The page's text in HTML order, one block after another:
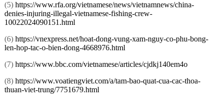
(5) https://www.rfa.org/vietnamese/news/vietnamnews/china-
denies-injuring-illegal-vietnamese-fishing-crew-
10022024090151.html
(6) https://vnexpress.net/hoat-dong-vung-xam-nguy-co-phu-bong-
len-hop-tac-o-bien-dong-4668976.html
(7) https://www.bbc.com/vietnamese/articles/cjdkj140em4o
(8) https://www.voatiengviet.com/a/tam-bao-quat-cua-cac-thoa-
thuan-viet-trung/7751679.html